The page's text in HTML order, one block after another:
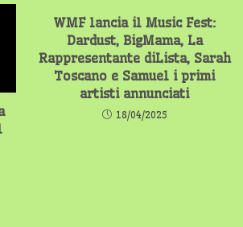
WMF lancia il Music Fest:
Dardust, BigMama, La
Rappresentante diLista, Sarah
Toscano e Samuel i primi
artisti annunciati
18/04/2025